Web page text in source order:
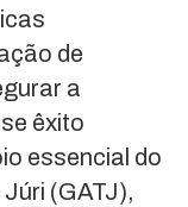
de
a
êxito
essencial do
(GATJ),